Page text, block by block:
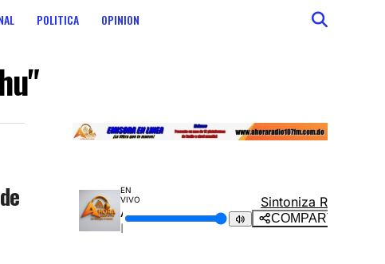
POLITICA OPINION